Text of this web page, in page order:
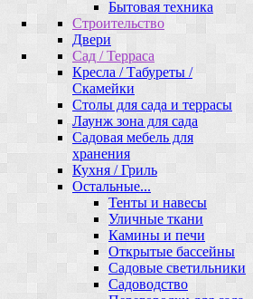
Бытовая техника
Строительство
Двери
Сад / Терраса
Кресла / Табуреты /
Скамейки
Столы для сада и террасы
Лаунж зона для сада
Садовая мебель для
хранения
Кухня / Гриль
Остальные...
Тенты и навесы
Уличные ткани
Камины и печи
Открытые бассейны
Садовые светильники
Садоводство